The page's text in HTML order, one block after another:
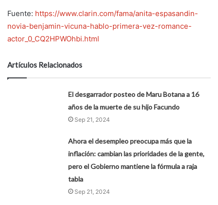
Fuente: https://www.clarin.com/fama/anita-espasandin-
novia-benjamin-vicuna-hablo-primera-vez-romance-
actor_0_CQ2HPWOhbi.html
Artículos Relacionados
El desgarrador posteo de Maru Botana a 16
años de la muerte de su hijo Facundo
Sep 21, 2024
Ahora el desempleo preocupa más que la
inflación: cambian las prioridades de la gente,
pero el Gobierno mantiene la fórmula a raja
tabla
Sep 21, 2024